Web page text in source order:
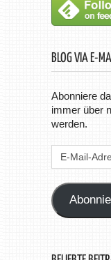
BLOG VIA E-
Abonniere
immer über
werden.